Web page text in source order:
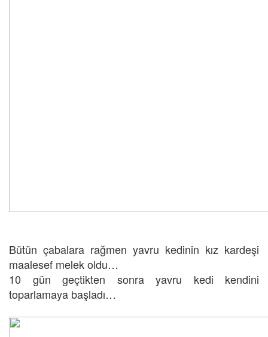
Bütün çabalara rağmen yavru kedinin kız kardeşi
maalesef melek oldu…
10 gün geçtikten sonra yavru kedi kendini
toparlamaya başladı…